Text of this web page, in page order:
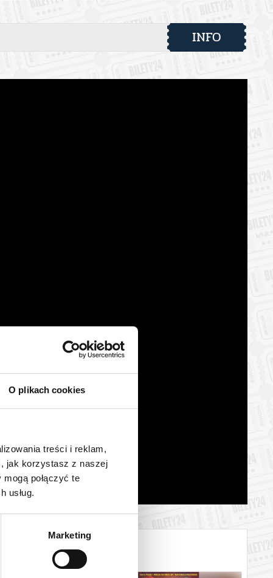
O plikach cookies
treści i reklam,
jak korzystasz z naszej
połączyć te
usług.
Marketing
INFO